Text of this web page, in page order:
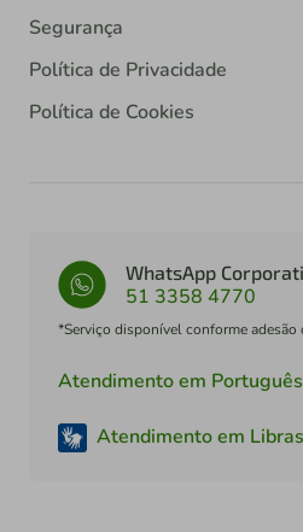
Segurança
Política de Privacidade
Política de Cookies
WhatsApp
51 3358 4770
*Serviço disponível conforme adesão
Atendimento em Português
Atendimento em Libras